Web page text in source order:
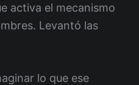
activa el mecanismo
Levantó las
lo que ese